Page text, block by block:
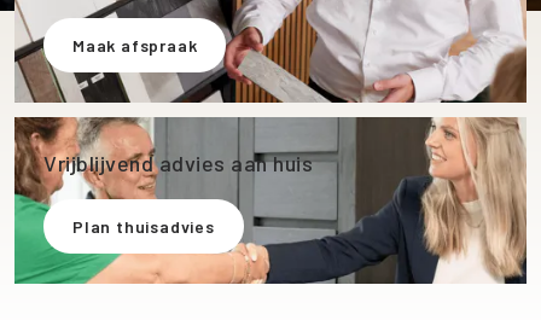
Maak afspraak
Vrijblijvend advies aan huis
Plan thuisadvies